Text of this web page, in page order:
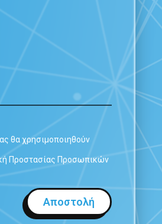
θα χρησιμοποιηθούν
Προστασίας Προσωπικών